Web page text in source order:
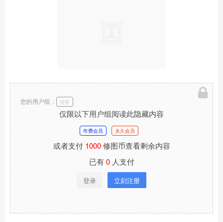
仅限以下用户组阅读此隐藏内容
年费会员 永久会员
或者支付 1000修图币查看剩余内容
已有0人支付
登录 立刻注册
您的用户组： 游客